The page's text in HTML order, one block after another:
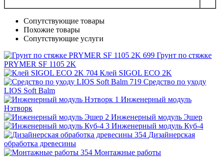
Сопутствующие товары
Похожие товары
Сопутствующие услуги
Грунт по стяжке
PRYMER SF 1105 2K
Клей SIGOL ECO 2K
Средство по уходу
LIOS Soft Balm
Инженерный модуль
Нэтворк
Инженерный модуль Эшер
Инженерный модуль Куб-4
Дизайнерская
обработка древесины
Монтажные работы